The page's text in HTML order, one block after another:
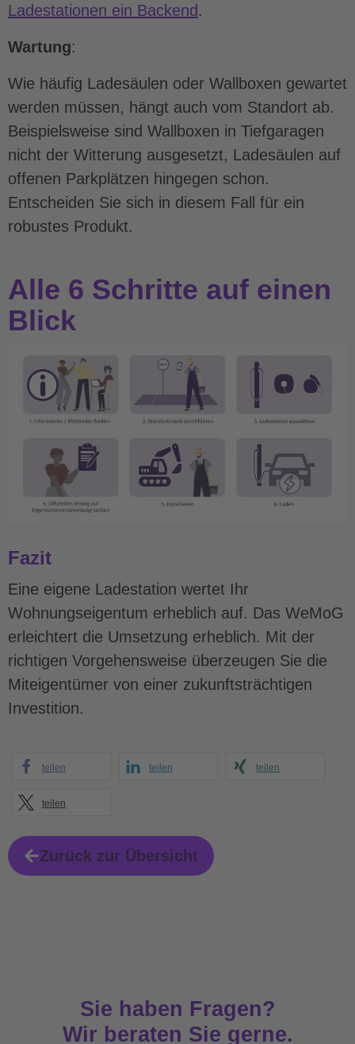
Ladestationen ein Backend.
Wartung:
Wie häufig Ladesäulen oder Wallboxen gewartet
werden müssen, hängt auch vom Standort ab.
Beispielsweise sind Wallboxen in Tiefgaragen
nicht der Witterung ausgesetzt, Ladesäulen auf
offenen Parkplätzen hingegen schon.
Entscheiden Sie sich in diesem Fall für ein
robustes Produkt.
Alle 6 Schritte auf einen
Blick
Fazit
Eine eigene Ladestation wertet Ihr
Wohnungseigentum erheblich auf. Das WeMoG
erleichtert die Umsetzung erheblich. Mit der
richtigen Vorgehensweise überzeugen Sie die
Miteigentümer von einer zukunftsträchtigen
Investition.
teilen teilen teilen
teilen
Zurück zur Übersicht
Sie haben Fragen?
Wir beraten Sie gerne.